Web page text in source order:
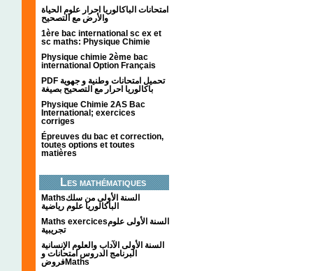
امتحانات الباكالوريا احرار علوم الحياة
والأرض مع التصحيح
1ère bac international sc ex et
sc maths: Physique Chimie
Physique chimie 2ème bac
international Option Français
PDF تحميل امتحانات وطنية و جهوية
باكالوريا احرار مع التصحيح بصيغة
Physique Chimie 2AS Bac
International; exercices
corriges
Épreuves du bac et correction,
toutes options et toutes
matières
Les mathématiques
Mathsالسنة الأولى من سلك
الباكالوريا علوم رياضية
Maths exercicesالسنة الأولى علوم
تجريبية
السنة الأولى الآداب والعلوم الإنسانية
البرنامج الدروس امتحانات و
فروضMaths